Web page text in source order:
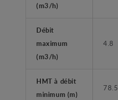
(m3/h)
Débit
maximum
(m3/h)
4.8
HMT à débit
minimum (m)
78.5